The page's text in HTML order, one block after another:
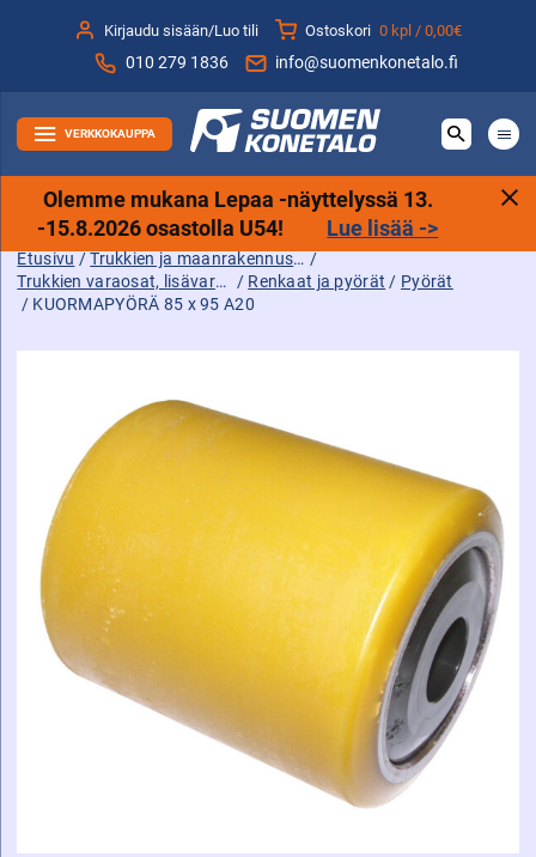
sisältöön
Kirjaudu sisään/Luo tili Ostoskori 0 kpl /0,00€
010 279 1836 info@suomenkonetalo.fi
VERKKOKAUPPA
Olemme mukana Lepaa -näyttelyssä 13.
-15.8.2026 osastolla U54! Lue lisää ->
Etusivu / Trukkien ja maanrakennuskoneiden tarvikkeet sekä varaosat ja lisävarusteet /
Trukkien varaosat, lisävarusteet ja tarvikkeet / Renkaat ja pyörät / Pyörät
/ KUORMAPYÖRÄ 85 x 95 A20